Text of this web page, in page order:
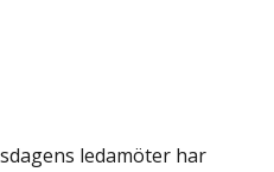
ledamöter har